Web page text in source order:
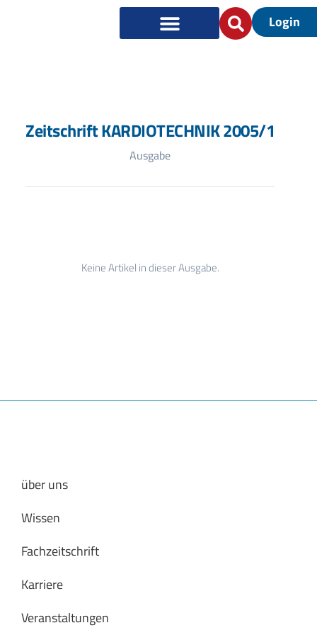
Login
Zeitschrift KARDIOTECHNIK 2005/1
Ausgabe
Keine Artikel in dieser Ausgabe.
über uns
Wissen
Fachzeitschrift
Karriere
Veranstaltungen